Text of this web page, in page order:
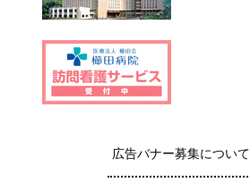
広告バナー募集について